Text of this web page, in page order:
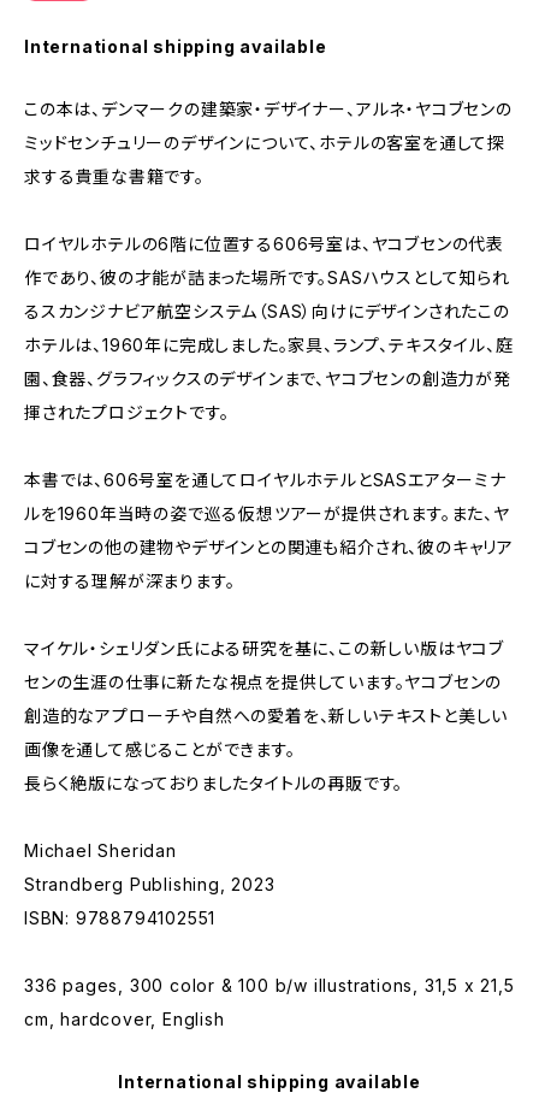
International shipping available
この本は、デンマークの建築家・デザイナー、アルネ・ヤコブセンの
ミッドセンチュリーのデザインについて、ホテルの客室を通して探
求する貴重な書籍です。
ロイヤルホテルの6階に位置する606号室は、ヤコブセンの代表
作であり、彼の才能が詰まった場所です。SASハウスとして知られ
るスカンジナビア航空システム（SAS）向けにデザインされたこの
ホテルは、1960年に完成しました。家具、ランプ、テキスタイル、庭
園、食器、グラフィックスのデザインまで、ヤコブセンの創造力が発
揮されたプロジェクトです。
本書では、606号室を通してロイヤルホテルとSASエアターミナ
ルを1960年当時の姿で巡る仮想ツアーが提供されます。また、ヤ
コブセンの他の建物やデザインとの関連も紹介され、彼のキャリア
に対する理解が深まります。
マイケル・シェリダン氏による研究を基に、この新しい版はヤコブ
センの生涯の仕事に新たな視点を提供しています。ヤコブセンの
創造的なアプローチや自然への愛着を、新しいテキストと美しい
画像を通して感じることができます。
長らく絶版になっておりましたタイトルの再販です。
Michael Sheridan
Strandberg Publishing, 2023
ISBN: 9788794102551
336 pages, 300 color & 100 b/w illustrations, 31,5 x 21,5
cm, hardcover, English
International shipping available